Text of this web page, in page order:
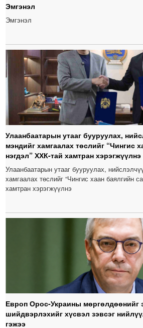
Эмгэнэл
Эмгэнэл
Улаанбаатарын утааг бууруулах,
мэндийг хамгаалах төслийг “Чингис
нэгдэл” ХХК-тай хамтран хэрэгжүүлнэ
Улаанбаатарын утааг бууруулах,
хамгаалах төслийг “Чингис хаан баялгийн
хамтран хэрэгжүүлнэ
Европ Орос-Украины мөргөлдөөнийг
шийдвэрлэхийг хүсвэл зэвсэг
гэжээ